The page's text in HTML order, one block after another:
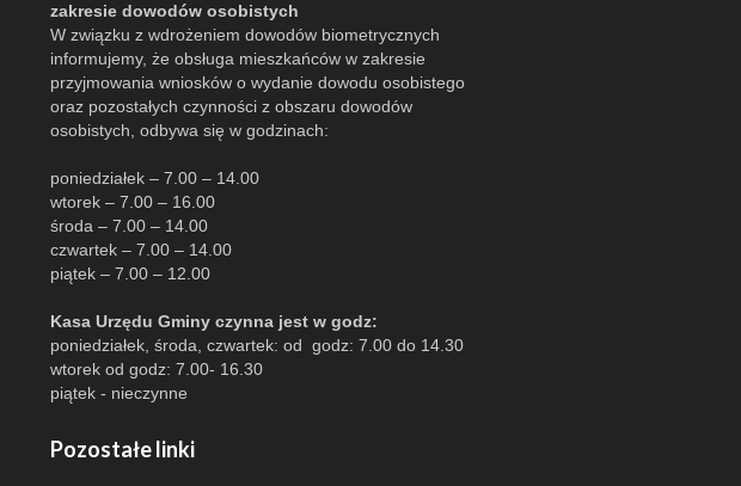
zakresie dowodów osobistych
W związku z wdrożeniem dowodów biometrycznych
informujemy, że obsługa mieszkańców w zakresie
przyjmowania wniosków o wydanie dowodu osobistego
oraz pozostałych czynności z obszaru dowodów
osobistych, odbywa się w godzinach:
poniedziałek – 7.00 – 14.00
wtorek – 7.00 – 16.00
środa – 7.00 – 14.00
czwartek – 7.00 – 14.00
piątek – 7.00 – 12.00
Kasa Urzędu Gminy czynna jest w godz:
poniedziałek, środa, czwartek: od godz: 7.00 do 14.30
wtorek od godz: 7.00- 16.30
piątek - nieczynne
Pozostałe linki